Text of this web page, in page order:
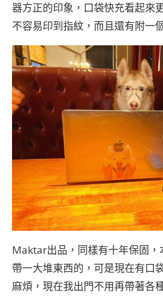
器方正的印象，口袋快充看起來
不容易印到指紋，而且還有附一
Maktar出品，同樣有十年保固，
帶一大堆東西的，可是現在有口
麻煩，現在我出門不用再帶著各